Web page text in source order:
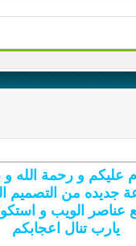
عليكم و رحمة الله و
جديده من التصميم
عناصر الويب و
يارب تنال اعجابكم